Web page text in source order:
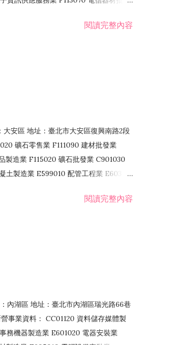
閱讀完整內容
安區 地址：臺北市大安區復興南路2段
礦石零售業 F111090 建材批發業
製造業 F115020 礦石批發業 C901030
土製造業 E599010 配管工程業 E603110
批發業 F108031 醫療器材批發業閱讀完整內容
內湖區 地址：臺北市內湖區瑞光路66巷
事業資料： CC01120 資料儲存媒體製
務機器製造業 E601020 電器安裝業